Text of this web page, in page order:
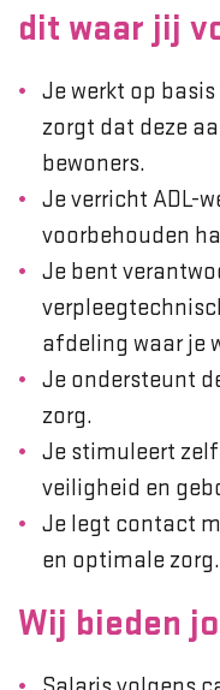
dit waar jij
Je werkt op
zorgt dat deze
bewoners.
Je verricht ADL-
voorbehouden
Je bent
afdeling waar je
Je ondersteunt
zorg.
Je stimuleert
veiligheid en
Je legt contact
en optimale zorg.
Wij bieden